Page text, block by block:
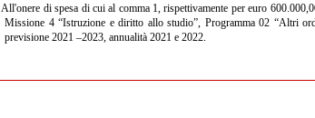
All'onere di spesa di cui al comma 1, rispettivamente per euro
Missione 4 “Istruzione e diritto allo studio”, Programma 02 “Altri
previsione 2021 –2023, annualità 2021 e 2022.